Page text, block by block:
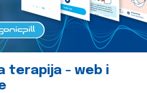
terapija - web i